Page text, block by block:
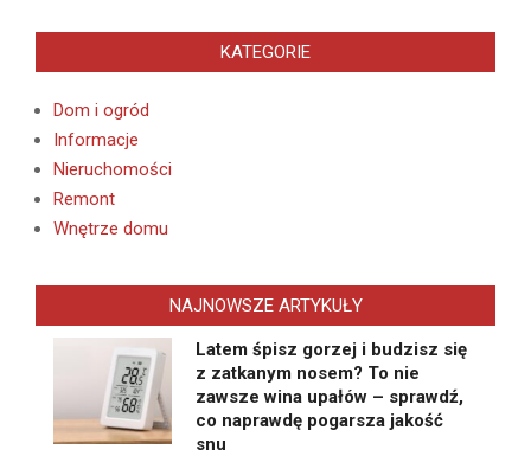
KATEGORIE
Dom i ogród
Informacje
Nieruchomości
Remont
Wnętrze domu
NAJNOWSZE ARTYKUŁY
Latem śpisz gorzej i budzisz się
z zatkanym nosem? To nie
zawsze wina upałów – sprawdź,
co naprawdę pogarsza jakość
snu